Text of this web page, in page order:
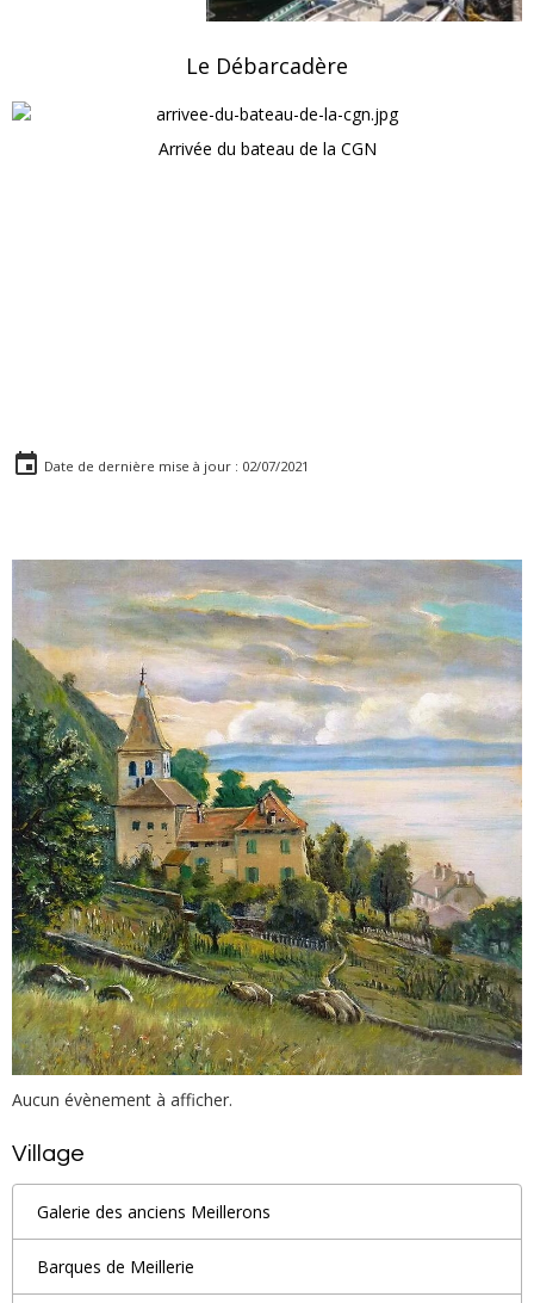
Le Débarcadère
Arrivée du bateau de la CGN
Date de dernière mise à jour : 02/07/2021
Aucun évènement à afficher.
Village
Galerie des anciens Meillerons
Barques de Meillerie